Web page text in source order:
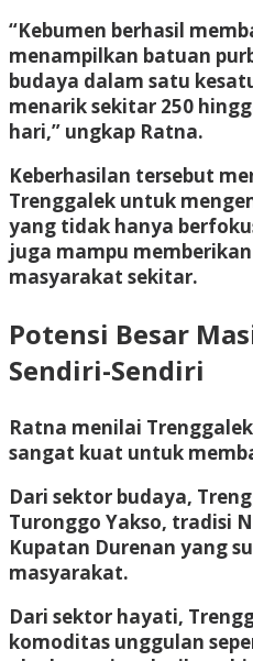
“Kebumen berhasil
menampilkan batuan
budaya dalam satu
menarik sekitar 250
hari,” ungkap Ratna.
Keberhasilan tersebut
Trenggalek untuk
yang tidak hanya
juga mampu
masyarakat sekitar.
Potensi Besar
Sendiri-Sendiri
Ratna menilai
sangat kuat untuk
Dari sektor budaya,
Turonggo Yakso, tradisi
Kupatan Durenan yang
masyarakat.
Dari sektor hayati,
komoditas unggulan